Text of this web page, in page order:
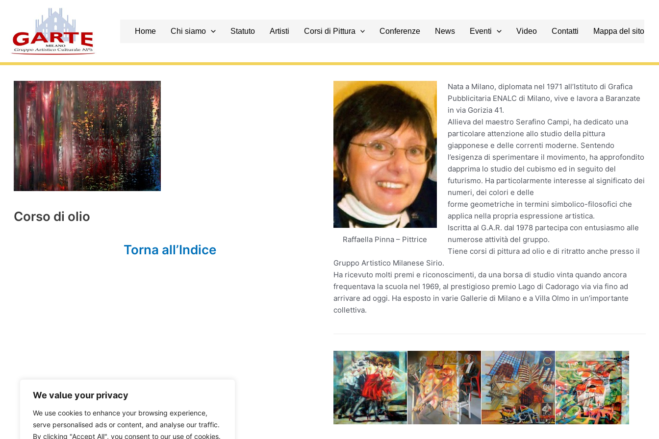
We value your privacy
We use cookies to enhance your browsing experience,
serve personalised ads or content, and analyse our traffic.
By clicking "Accept All", you consent to our use of cookies.
Home Chi siamo Statuto Artisti Corsi di Pittura Conferenze News Eventi Video Contatti Mappa del sito
Corso di olio
Torna all’Indice
Raffaella Pinna – Pittrice
Nata a Milano, diplomata nel 1971 all’Istituto di Grafica
Pubblicitaria ENALC di Milano, vive e lavora a Baranzate
in via Gorizia 41.
Allieva del maestro Serafino Campi, ha dedicato una
particolare attenzione allo studio della pittura
giapponese e delle correnti moderne. Sentendo
l’esigenza di sperimentare il movimento, ha approfondito
dapprima lo studio del cubismo ed in seguito del
futurismo. Ha particolarmente interesse al significato dei
numeri, dei colori e delle
forme geometriche in termini simbolico-filosofici che
applica nella propria espressione artistica.
Iscritta al G.A.R. dal 1978 partecipa con entusiasmo alle
numerose attività del gruppo.
Tiene corsi di pittura ad olio e di ritratto anche presso il
Gruppo Artistico Milanese Sirio.
Ha ricevuto molti premi e riconoscimenti, da una borsa di studio vinta quando ancora
frequentava la scuola nel 1969, al prestigioso premio Lago di Cadorago via via fino ad
arrivare ad oggi. Ha esposto in varie Gallerie di Milano e a Villa Olmo in un’importante
collettiva.